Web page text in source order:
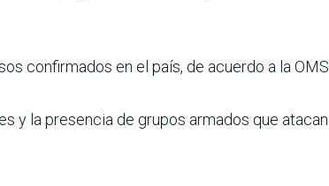
confirmados en el país, de acuerdo a la OMS.
y la presencia de grupos armados que atacan